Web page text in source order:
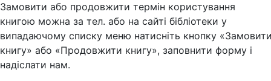
Замовити або продовжити термін користування
книгою можна за тел. або на сайті бібліотеки у
випадаючому списку меню натисніть кнопку
книгу» або «Продовжити книгу», заповнити форму і
надіслати нам.